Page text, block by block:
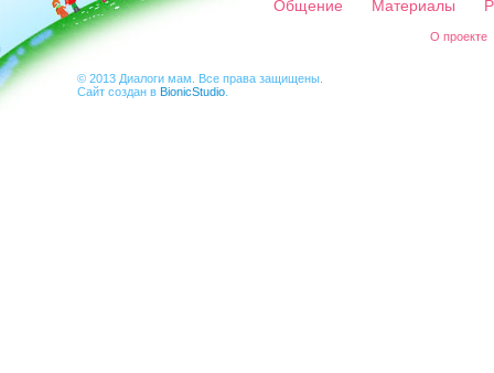
Общение Материалы
О проекте
© 2013 Диалоги мам. Все права защищены.
Сайт создан в BionicStudio